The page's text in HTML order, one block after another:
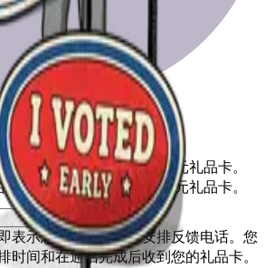
反馈，您可能会获得50美元礼品卡。
反馈，您可能会获得50美元礼品卡。
表示您同意被联系以安排反馈电话。您
时间和在通话完成后收到您的礼品卡。